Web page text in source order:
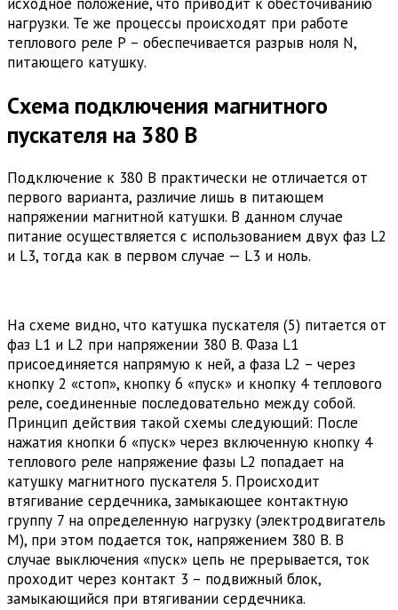
нагрузки. Те же процессы происходят при работе
теплового реле Р – обеспечивается разрыв ноля N,
питающего катушку.
Схема подключения магнитного
пускателя на 380 В
Подключение к 380 В практически не отличается от
первого варианта, различие лишь в питающем
напряжении магнитной катушки. В данном случае
питание осуществляется с использованием двух фаз L2
и L3, тогда как в первом случае — L3 и ноль.
На схеме видно, что катушка пускателя (5) питается от
фаз L1 и L2 при напряжении 380 В. Фаза L1
присоединяется напрямую к ней, а фаза L2 – через
кнопку 2 «стоп», кнопку 6 «пуск» и кнопку 4 теплового
реле, соединенные последовательно между собой.
Принцип действия такой схемы следующий: После
нажатия кнопки 6 «пуск» через включенную кнопку 4
теплового реле напряжение фазы L2 попадает на
катушку магнитного пускателя 5. Происходит
втягивание сердечника, замыкающее контактную
группу 7 на определенную нагрузку (электродвигатель
М), при этом подается ток, напряжением 380 В. В
случае выключения «пуск» цепь не прерывается, ток
проходит через контакт 3 – подвижный блок,
замыкающийся при втягивании сердечника.